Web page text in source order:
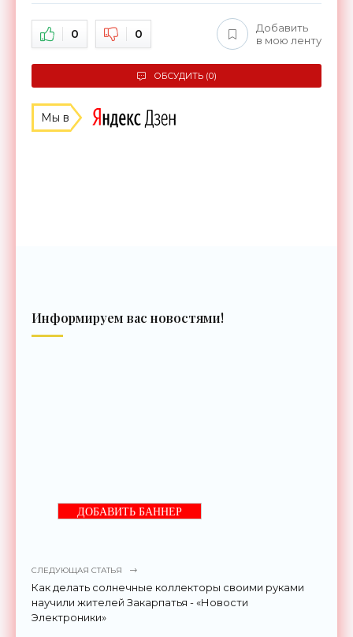
0 0
Добавить
в мою ленту
ОБСУДИТЬ (0)
Мы в
Информируем вас новостями!
ДОБАВИТЬ БАННЕР
СЛЕДУЮЩАЯ СТАТЬЯ
Как делать солнечные коллекторы своими руками
научили жителей Закарпатья - «Новости
Электроники»